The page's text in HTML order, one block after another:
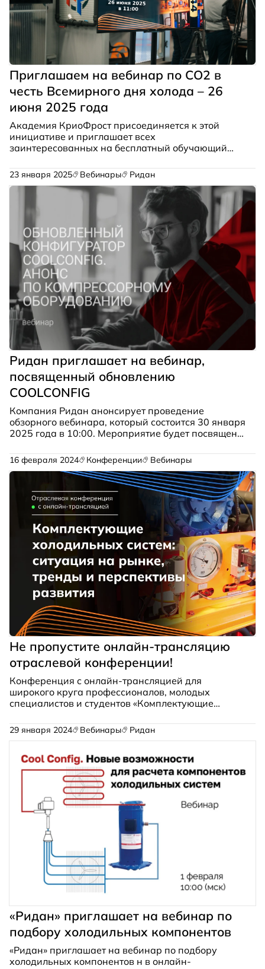
Приглашаем на вебинар по СО2 в
честь Всемирного дня холода – 26
июня 2025 года
Академия КриоФрост присоединяется к этой
инициативе и приглашает всех
заинтересованных на бесплатный обучающий
трубопроводов холодильных систем на CO₂
(R744)», который состоится 26 июня 2025 года в
23 января 2025 Вебинары Ридан
Ридан приглашает на вебинар,
посвященный обновлению
COOLCONFIG
Компания Ридан анонсирует проведение
обзорного вебинара, который состоится 30 января
2025 года в 10:00. Мероприятие будет посвящено
CoolConfig, а также новым решениям в области
холодильных компрессоров.
16 февраля 2024 Конференции Вебинары
Не пропустите онлайн-трансляцию
отраслевой конференции!
Конференция с онлайн-трансляцией для
широкого круга профессионалов, молодых
специалистов и студентов «Комплектующие
и перспективы развития» пройдет на площадке
Академии КриоФрост 21 февраля 2024 года.
29 января 2024 Вебинары Ридан
«Ридан» приглашает на вебинар по
подбору холодильных компонентов
«Ридан» приглашает на вебинар по подбору
холодильных компонентов н в онлайн-